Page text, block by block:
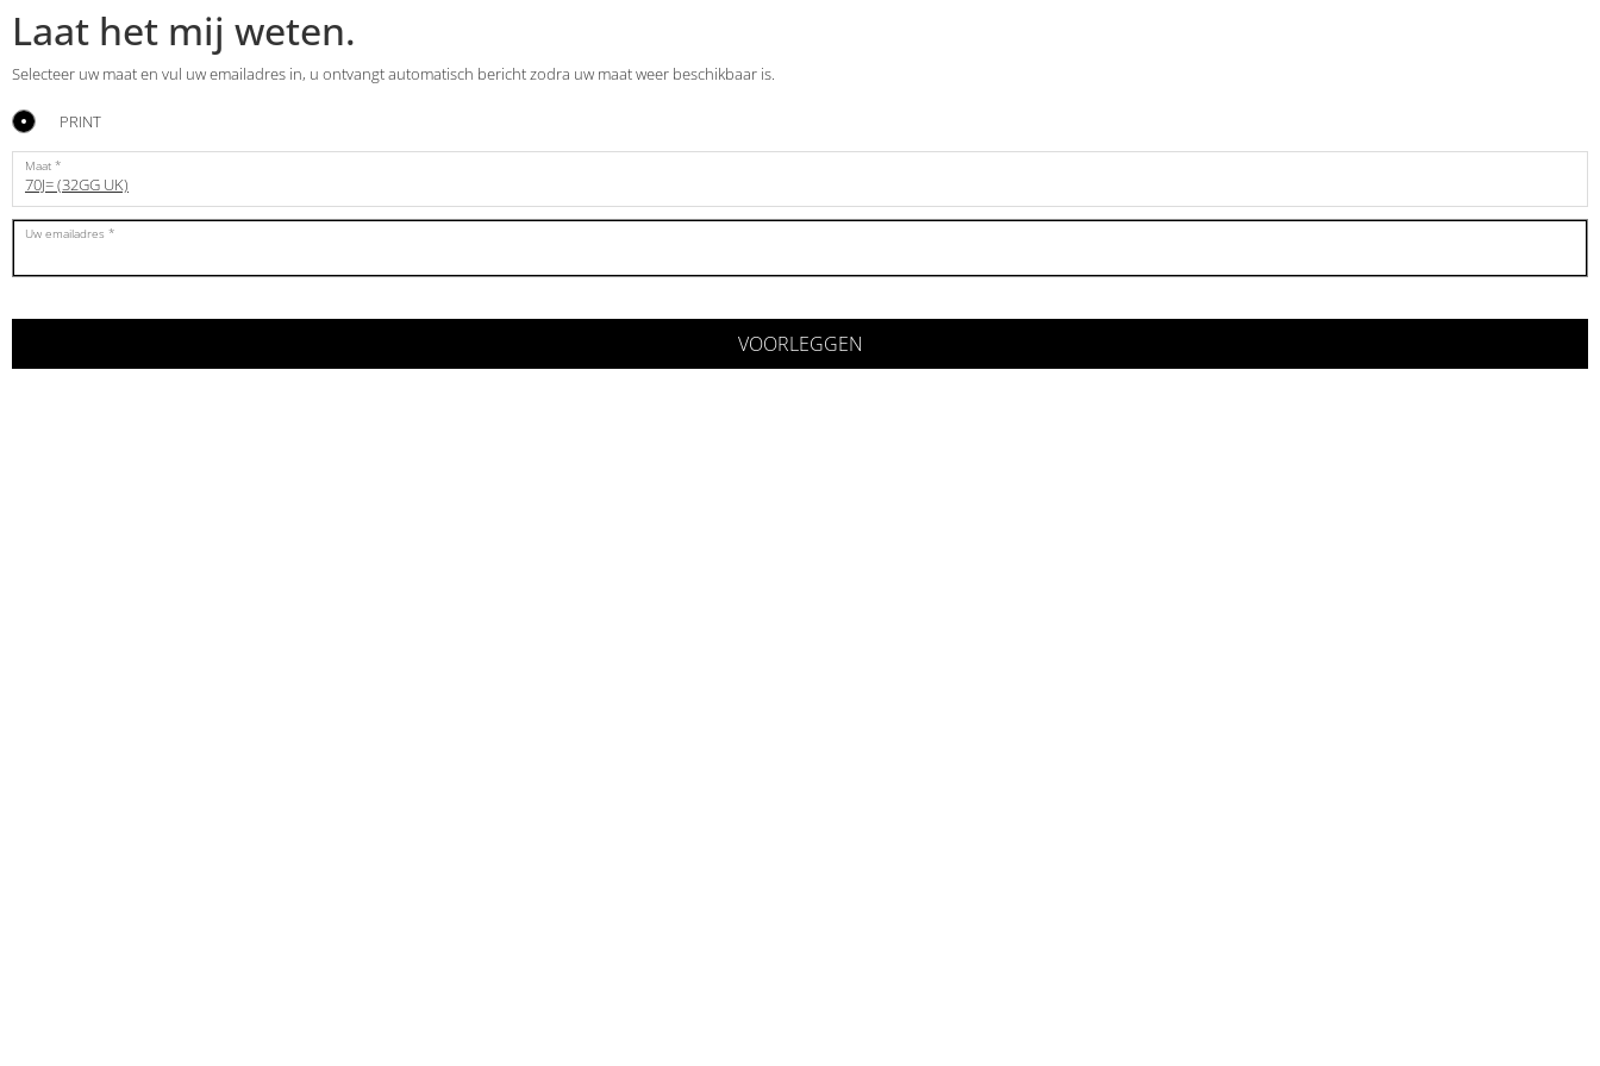
Laat het mij weten.
Selecteer uw maat en vul uw emailadres in, u ontvangt automatisch bericht zodra uw maat weer beschikbaar is.
PRINT
70J= (32GG UK)
Maat
Uw emailadres